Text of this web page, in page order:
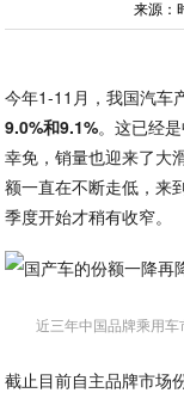
来源：
今年1-11月，我国汽车
9.0%和9.1%。这已经
幸免，销量也迎来了大
额一直在不断走低，来
季度开始才稍有收窄。
近三年中国品牌乘用
截止目前自主品牌市场